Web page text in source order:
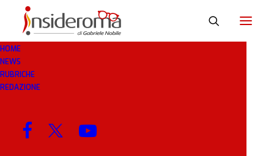
HOME
NEWS
RUBRICHE
REDAZIONE
8 GEN 2019
Sessione tecnico